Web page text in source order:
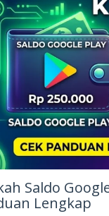
Saldo
Lengkap